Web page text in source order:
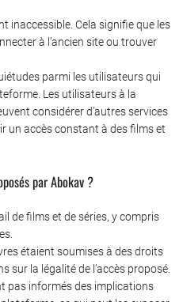
inaccessible. Cela signifie que les
à l’ancien site ou trouver
parmi les utilisateurs qui
Les utilisateurs à la
considérer d’autres services
un accès constant à des films et
par Abokav ?
de films et de séries, y compris
étaient soumises à des droits
sur la légalité de l’accès proposé.
pas informés des implications